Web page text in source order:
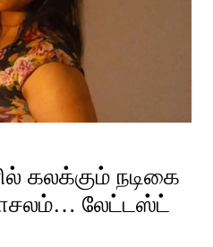
கலக்கும் நடிகை
லேட்டஸ்ட்